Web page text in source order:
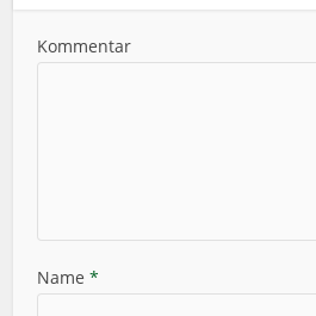
Kommentar
Name *